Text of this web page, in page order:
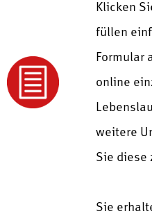
Klicken
füllen
Formular
online
weitere
Sie diese
Sie